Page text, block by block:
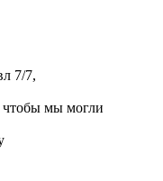
7/7,
чтобы мы могли